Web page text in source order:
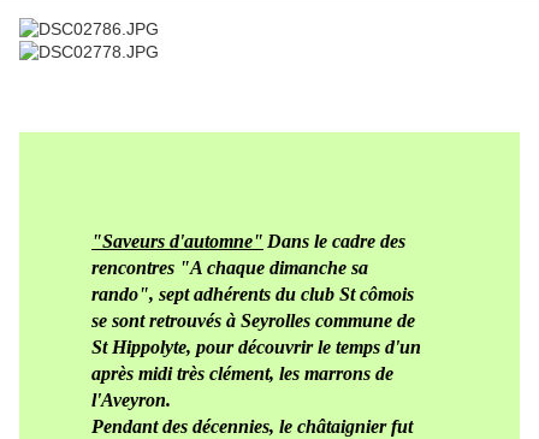
"Saveurs d'automne" Dans le cadre des
rencontres "A chaque dimanche sa
rando", sept adhérents du club St cômois
se sont retrouvés à Seyrolles commune de
St Hippolyte, pour découvrir le temps d'un
après midi très clément, les marrons de
l'Aveyron.
Pendant des décennies, le châtaignier fut